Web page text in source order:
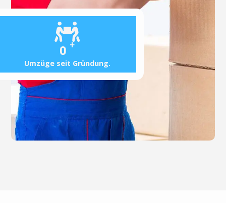
0 +
Umzüge seit Gründung.